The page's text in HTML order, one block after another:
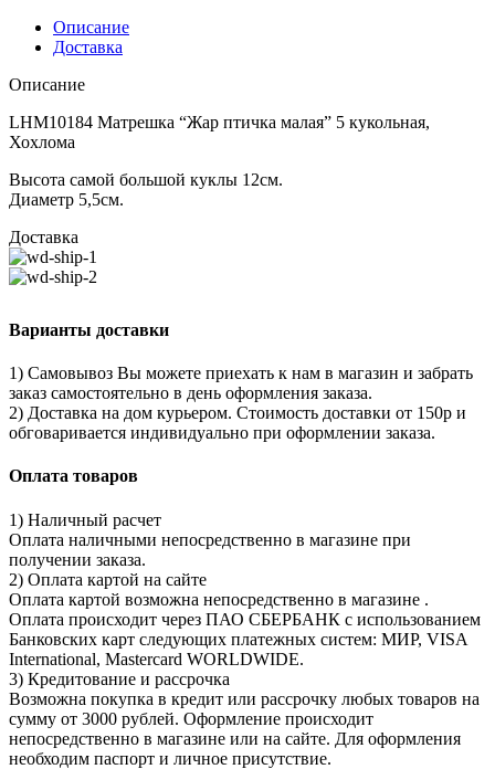
Описание
Доставка
Описание
LHM10184 Матрешка “Жар птичка малая” 5 кукольная,
Хохлома
Высота самой большой куклы 12см.
Диаметр 5,5см.
Доставка
Варианты доставки
1) Самовывоз Вы можете приехать к нам в магазин и забрать
заказ самостоятельно в день оформления заказа.
2) Доставка на дом курьером. Стоимость доставки от 150р и
обговаривается индивидуально при оформлении заказа.
Оплата товаров
1) Наличный расчет
Оплата наличными непосредственно в магазине при
получении заказа.
2) Оплата картой на сайте
Оплата картой возможна непосредственно в магазине .
Оплата происходит через ПАО СБЕРБАНК с использованием
Банковских карт следующих платежных систем: МИР, VISA
International, Mastercard WORLDWIDE.
3) Кредитование и рассрочка
Возможна покупка в кредит или рассрочку любых товаров на
сумму от 3000 рублей. Оформление происходит
непосредственно в магазине или на сайте. Для оформления
необходим паспорт и личное присутствие.